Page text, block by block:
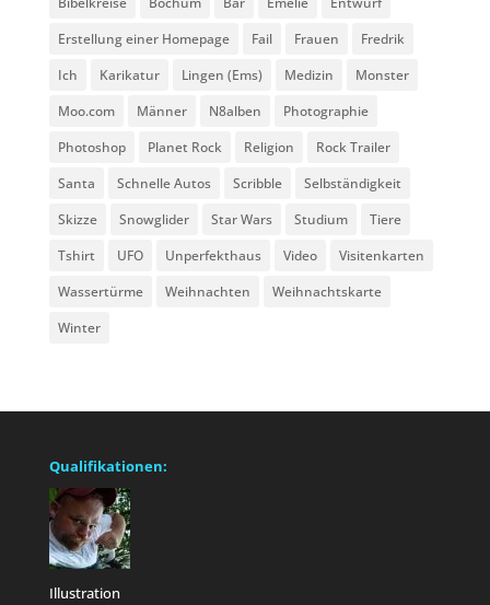
Erstellung einer Homepage
Fail Frauen
Fredrik
Ich
Karikatur Lingen (Ems) Medizin
Monster
Moo.com
Männer N8alben
Photographie
Photoshop
Planet Rock Religion
Rock Trailer
Santa
Schnelle Autos Scribble
Selbständigkeit
Skizze
Snowglider Star Wars Studium
Tiere
Tshirt
UFO Unperfekthaus Video
Visitenkarten
Wassertürme
Weihnachten
Weihnachtskarte
Winter
Qualifikationen:
Illustration